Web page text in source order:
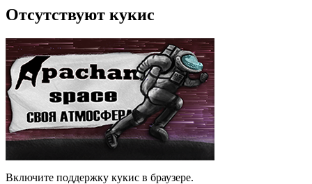
Отсутствуют кукис
Включите поддержку кукис в браузере.